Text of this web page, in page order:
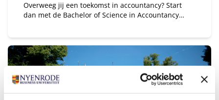
Overweeg jij een toekomst in accountancy? Start
dan met de Bachelor of Science in Accountancy